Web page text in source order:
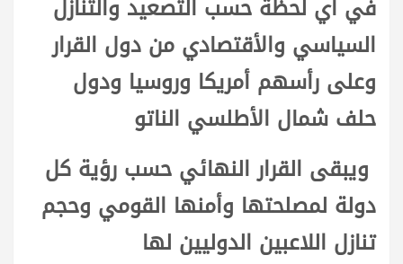
في أي لحظة حسب التصعيد والتنازل
السياسي والأقتصادي من دول القرار
وعلى رأسهم أمريكا وروسيا ودول
حلف شمال الأطلسي الناتو
ويبقى القرار النهائي حسب رؤية كل
دولة لمصلحتها وأمنها القومي وحجم
تنازل اللاعبين الدوليين لها